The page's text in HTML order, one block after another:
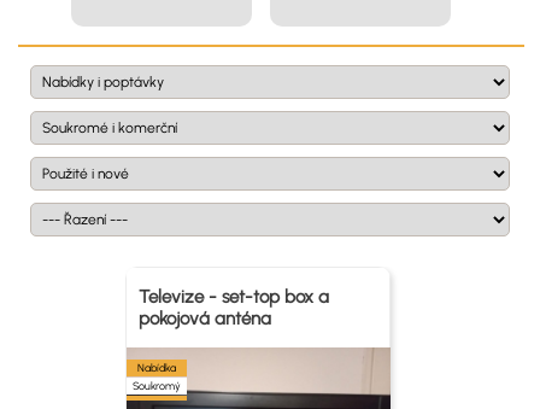
Televize - set-top box a
pokojová anténa
Nabídka
Soukromý